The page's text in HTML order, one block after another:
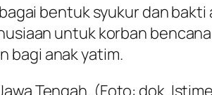
bentuk syukur dan bakti
untuk korban
bagi anak yatim.
Tengah. (Foto: dok.